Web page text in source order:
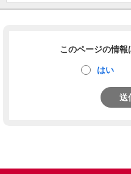
このページの情報
はい
送